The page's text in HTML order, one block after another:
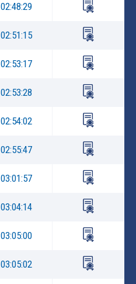
02:48:29
02:51:15
02:53:17
02:53:28
02:54:02
02:55:47
03:01:57
03:04:14
03:05:00
03:05:02